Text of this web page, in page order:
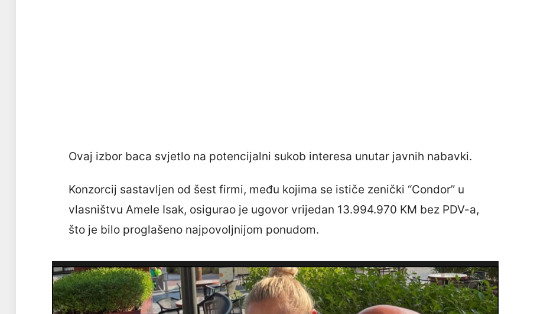
Ovaj izbor baca svjetlo na potencijalni sukob interesa unutar javnih nabavki.
Konzorcij sastavljen od šest firmi, među kojima se ističe zenički “Condor” u
vlasništvu Amele Isak, osigurao je ugovor vrijedan 13.994.970 KM bez PDV-a,
što je bilo proglašeno najpovoljnijom ponudom.